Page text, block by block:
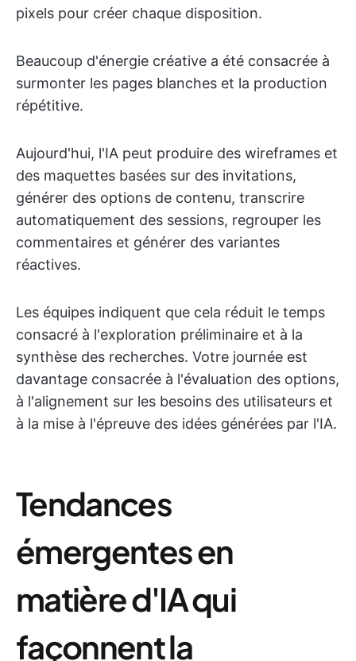
pixels pour créer chaque disposition.
Beaucoup d'énergie créative a été consacrée à
surmonter les pages blanches et la production
répétitive.
Aujourd'hui, l'IA peut produire des wireframes et
des maquettes basées sur des invitations,
générer des options de contenu, transcrire
automatiquement des sessions, regrouper les
commentaires et générer des variantes
réactives.
Les équipes indiquent que cela réduit le temps
consacré à l'exploration préliminaire et à la
synthèse des recherches. Votre journée est
davantage consacrée à l'évaluation des options,
à l'alignement sur les besoins des utilisateurs et
à la mise à l'épreuve des idées générées par l'IA.
Tendances
émergentes en
matière d'IA qui
façonnent la